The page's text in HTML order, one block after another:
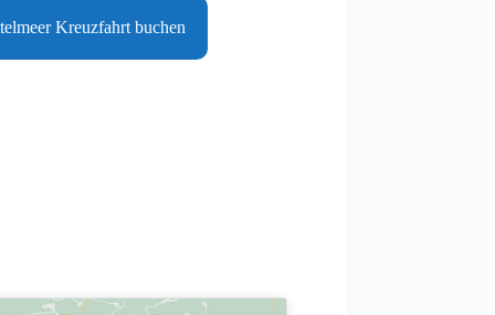
Kreuzfahrt buchen